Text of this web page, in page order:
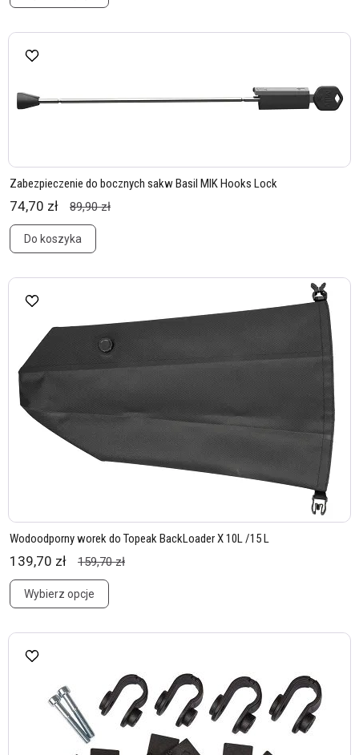
Zabezpieczenie do bocznych sakw Basil MIK Hooks Lock
74,70 zł 89,90 zł
Do koszyka
Wodoodporny worek do Topeak BackLoader X 10L /15 L
139,70 zł 159,70 zł
Wybierz opcje